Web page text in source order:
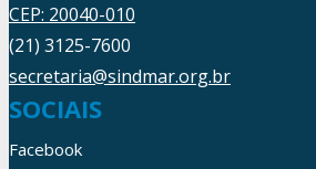
CEP: 20040-010
(21) 3125-7600
secretaria@sindmar.org.br
SOCIAIS
Facebook